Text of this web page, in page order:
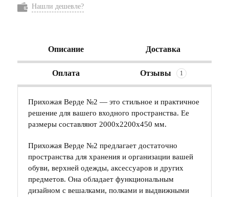
Нашли дешевле?
Описание Доставка
Оплата Отзывы 1
Прихожая Верде №2 — это стильное и практичное
решение для вашего входного пространства. Ее
размеры составляют 2000х2200х450 мм.
Прихожая Верде №2 предлагает достаточно
пространства для хранения и организации вашей
обуви, верхней одежды, аксессуаров и других
предметов. Она обладает функциональным
дизайном с вешалками, полками и выдвижными